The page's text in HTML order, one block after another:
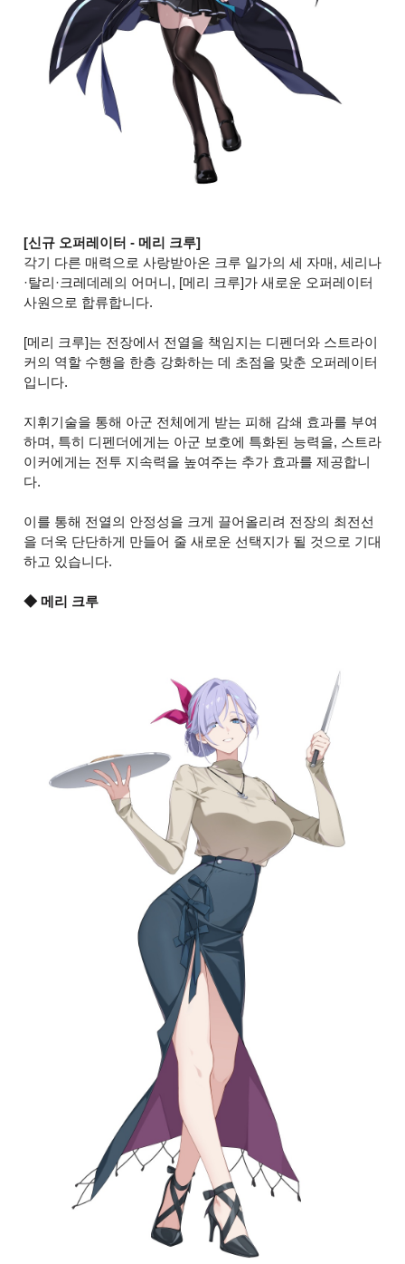
[신규 오퍼레이터 - 메리 크루]
각기 다른 매력으로 사랑받아온 크루 일가의 세 자매, 세리나
·탈리·크레데레의 어머니, [메리 크루]가 새로운 오퍼레이터
사원으로 합류합니다.
[메리 크루]는 전장에서 전열을 책임지는 디펜더와 스트라이
커의 역할 수행을 한층 강화하는 데 초점을 맞춘 오퍼레이터
입니다.
지휘기술을 통해 아군 전체에게 받는 피해 감쇄 효과를 부여
하며, 특히 디펜더에게는 아군 보호에 특화된 능력을, 스트라
이커에게는 전투 지속력을 높여주는 추가 효과를 제공합니
다.
이를 통해 전열의 안정성을 크게 끌어올리려 전장의 최전선
을 더욱 단단하게 만들어 줄 새로운 선택지가 될 것으로 기대
하고 있습니다.
◆ 메리 크루